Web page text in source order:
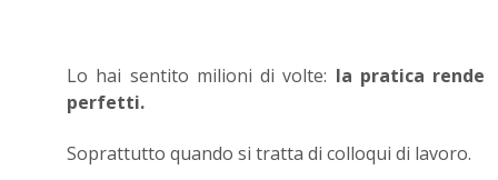
Lo hai sentito milioni di volte: la pratica rende
perfetti.
Soprattutto quando si tratta di colloqui di lavoro.